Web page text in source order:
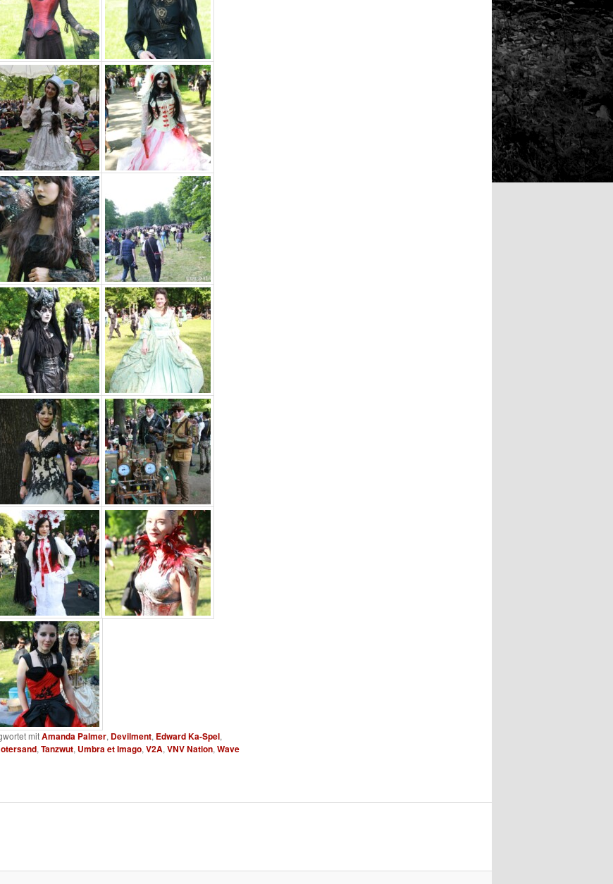
mitAmanda Palmer, Devilment, Edward Ka-Spel,
, Tanzwut, Umbra et Imago, V2A, VNV Nation, Wave